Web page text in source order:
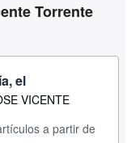
Torrente
el
VICENTE
a partir de